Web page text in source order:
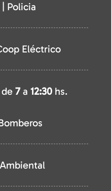
| Policia
Eléctrico
de7 a12:30 hs.
Ambiental